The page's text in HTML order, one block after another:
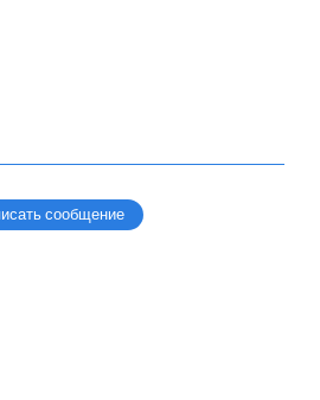
сообщение